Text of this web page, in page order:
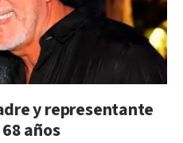
y representante
años